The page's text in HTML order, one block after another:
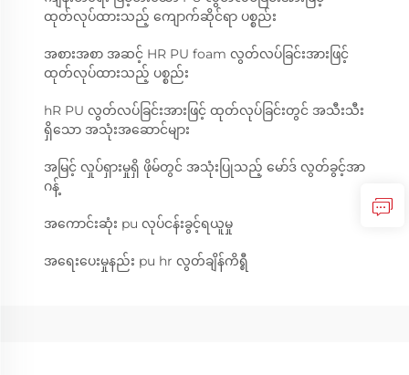
ထုတ်လုပ်ထားသည့် ကျောက်ဆိုင်ရာ ပစ္စည်း
အစားအစာ အဆင့် HR PU foam လွတ်လပ်ခြင်းအားဖြင့်
ထုတ်လုပ်ထားသည့် ပစ္စည်း
hR PU လွတ်လပ်ခြင်းအားဖြင့် ထုတ်လုပ်ခြင်းတွင် အသီးသီး
ရှိသော အသုံးအဆောင်များ
အမြင့် လှုပ်ရှားမှုရှိ ဖိုမ်တွင် အသုံးပြုသည့် မော်ဒ် လွတ်ခွင့်အာ
ဂန့်
အကောင်းဆုံး pu လုပ်ငန်းခွင့်ရယူမှု
အရေးပေးမှုနည်း pu hr လွတ်ချိန်ကိရ္စီ